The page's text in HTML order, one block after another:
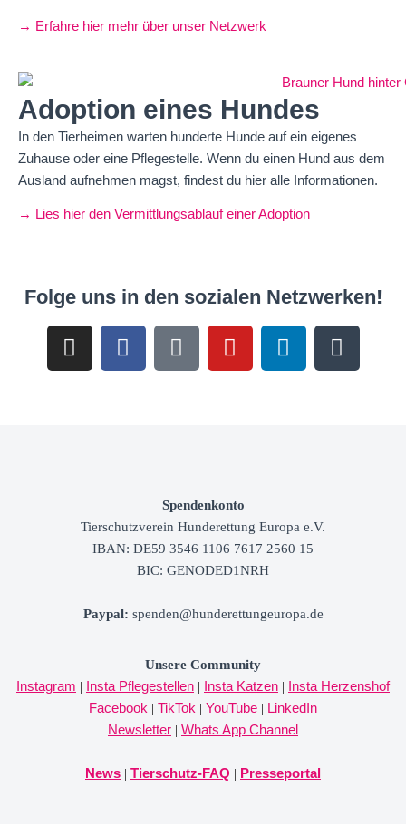
→ Erfahre hier mehr über unser Netzwerk
Adoption eines Hundes
In den Tierheimen warten hunderte Hunde auf ein eigenes
Zuhause oder eine Pflegestelle. Wenn du einen Hund aus dem
Ausland aufnehmen magst, findest du hier alle Informationen.
→ Lies hier den Vermittlungsablauf einer Adoption
Folge uns in den sozialen Netzwerken!
Spendenkonto
Tierschutzverein Hunderettung Europa e.V.
IBAN: DE59 3546 1106 7617 2560 15
BIC: GENODED1NRH
Paypal: spenden@hunderettungeuropa.de
Unsere Community
Instagram | Insta Pflegestellen | Insta Katzen | Insta Herzenshof
Facebook | TikTok | YouTube | LinkedIn
Newsletter | Whats App Channel
News | Tierschutz-FAQ | Presseportal